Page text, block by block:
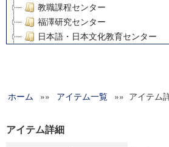
教職課程センター
福澤研究センター
日本語・日本文化教育センター
グローバルリサーチインスティテ
科学研究費補助金研究成果報告書
ホーム »» アイテム一覧 »» アイテム
アイテム詳細